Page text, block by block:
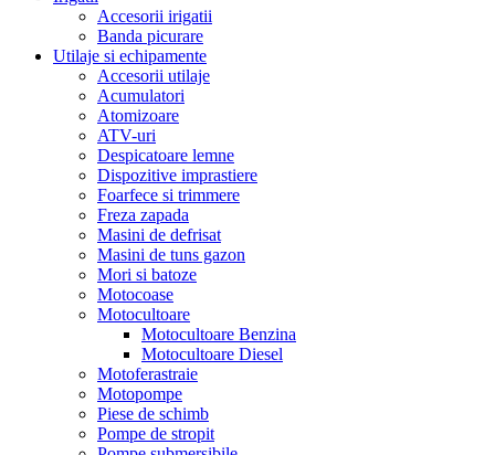
Accesorii irigatii
Banda picurare
Utilaje si echipamente
Accesorii utilaje
Acumulatori
Atomizoare
ATV-uri
Despicatoare lemne
Dispozitive imprastiere
Foarfece si trimmere
Freza zapada
Masini de defrisat
Masini de tuns gazon
Mori si batoze
Motocoase
Motocultoare
Motocultoare Benzina
Motocultoare Diesel
Motoferastraie
Motopompe
Piese de schimb
Pompe de stropit